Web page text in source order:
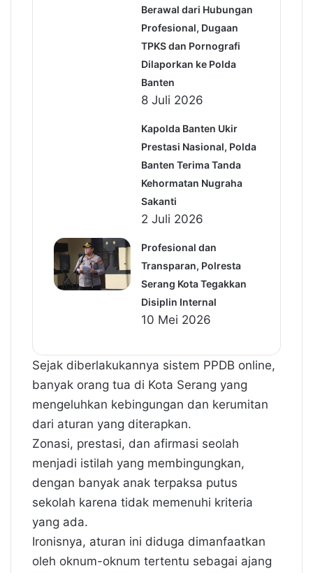
Berawal dari Hubungan
Profesional, Dugaan
TPKS dan Pornografi
Dilaporkan ke Polda
Banten
8 Juli 2026
Kapolda Banten Ukir
Prestasi Nasional, Polda
Banten Terima Tanda
Kehormatan Nugraha
Sakanti
2 Juli 2026
Profesional dan
Transparan, Polresta
Serang Kota Tegakkan
Disiplin Internal
10 Mei 2026
Sejak diberlakukannya sistem PPDB online,
banyak orang tua di Kota Serang yang
mengeluhkan kebingungan dan kerumitan
dari aturan yang diterapkan.
Zonasi, prestasi, dan afirmasi seolah
menjadi istilah yang membingungkan,
dengan banyak anak terpaksa putus
sekolah karena tidak memenuhi kriteria
yang ada.
Ironisnya, aturan ini diduga dimanfaatkan
oleh oknum-oknum tertentu sebagai ajang